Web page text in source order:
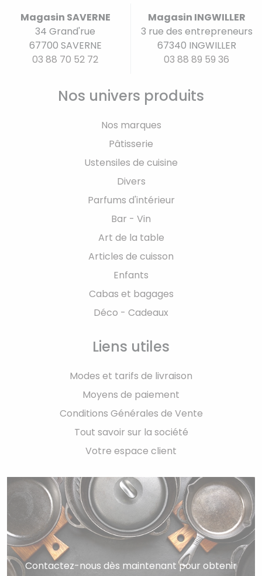
Magasin SAVERNE
34 Grand'rue
67700 SAVERNE
03 88 70 52 72
Magasin INGWILLER
3 rue des entrepreneurs
67340 INGWILLER
03 88 89 59 36
Nos univers produits
Nos marques
Pâtisserie
Ustensiles de cuisine
Divers
Parfums d'intérieur
Bar - Vin
Art de la table
Articles de cuisson
Enfants
Cabas et bagages
Déco - Cadeaux
Liens utiles
Modes et tarifs de livraison
Moyens de paiement
Conditions Générales de Vente
Tout savoir sur la société
Votre espace client
Contactez-nous dès maintenant pour obtenir